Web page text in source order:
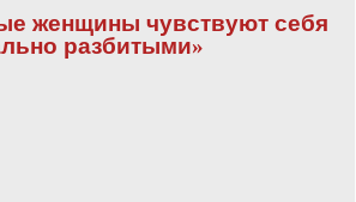
женщины чувствуют себя
разбитыми»